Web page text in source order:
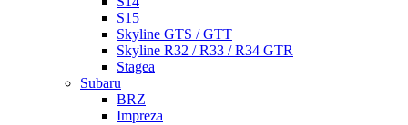
S15
Skyline GTS / GTT
Skyline R32 / R33 / R34 GTR
Stagea
Subaru
BRZ
Impreza